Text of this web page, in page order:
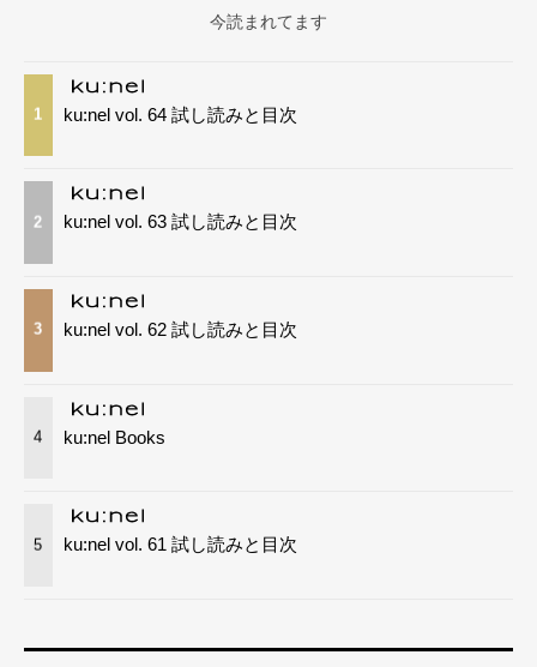
今読まれてます
1 ku:nel vol. 64 試し読みと目次
2 ku:nel vol. 63 試し読みと目次
3 ku:nel vol. 62 試し読みと目次
4 ku:nel Books
5 ku:nel vol. 61 試し読みと目次